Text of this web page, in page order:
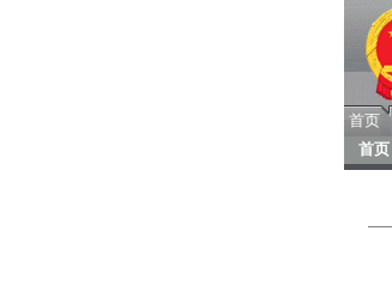
首页
首页